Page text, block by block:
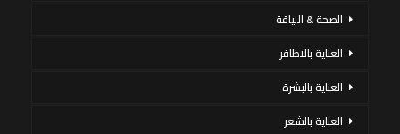
الصحة & اللياقة
العناية بالاظافر
العناية بالبشرة
العناية بالشعر